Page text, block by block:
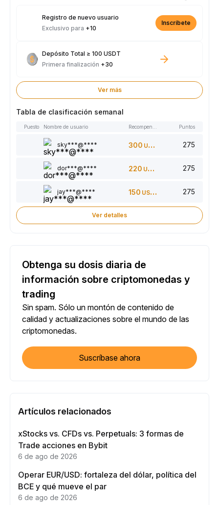
Registro de nuevo usuario
Exclusivo para +10
Inscríbete
Depósito Total ≥ 100 USDT
Primera finalización +30
Ver más
Tabla de clasificación semanal
Puesto Nombre de usuario Puntos
sky***@**** 300 USDT 275
dor***@**** 220 USDT 275
jay***@**** 150 USDT 275
Ver detalles
Obtenga su dosis diaria de
información sobre criptomonedas y
trading
Sin spam. Sólo un montón de contenido de
calidad y actualizaciones sobre el mundo de las
criptomonedas.
Suscríbase ahora
Artículos relacionados
xStocks vs. CFDs vs. Perpetuals: 3 formas de
Trade acciones en Bybit
6 de ago de 2026
Operar EUR/USD: fortaleza del dólar, política del
BCE y qué mueve el par
6 de ago de 2026